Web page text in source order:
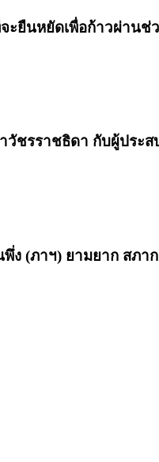
ะยืนหยัดเพื่อก้าวผ่านช่
วัชรราชธิดา กับผู้ประส
ง (ภาฯ) ยามยาก สภา